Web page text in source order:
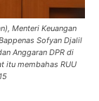
Menteri Keuangan
Sofyan Djalil
Anggaran DPR di
itu membahas RUU